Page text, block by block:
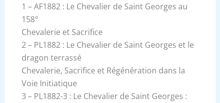
1 – AF1882 : Le Chevalier de Saint Georges au
158°
Chevalerie et Sacrifice
2 – PL1882 : Le Chevalier de Saint Georges et le
dragon terrassé
Chevalerie, Sacrifice et Régénération dans la
Voie Initiatique
3 – PL1882-3 : Le Chevalier de Saint Georges :